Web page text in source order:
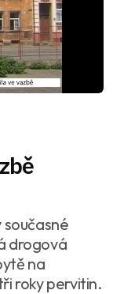
současné
drogová
na
roky pervitin.